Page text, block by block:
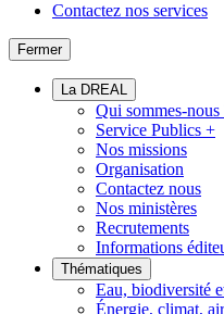
Contactez nos services
Fermer
La DREAL
Qui sommes-nous
Service Publics +
Nos missions
Organisation
Contactez nous
Nos ministères
Recrutements
Informations
Thématiques
Eau, biodiversité
Énergie, climat,